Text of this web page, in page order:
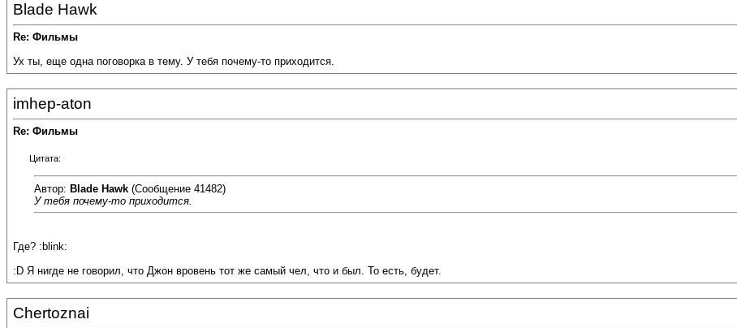
Blade Hawk
Re: Фильмы
Ух ты, еще одна поговорка в тему. У тебя почему-то приходится.
imhep-aton
Re: Фильмы
Цитата:
Автор: Blade Hawk (Сообщение 41482)
У тебя почему-то приходится.
Где? :blink:
:D Я нигде не говорил, что Джон вровень тот же самый чел, что и был. То есть, будет.
Chertoznai